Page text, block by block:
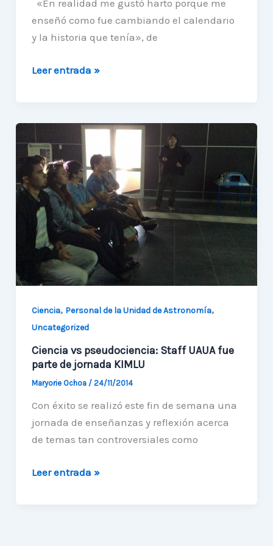
«En realidad me gustó harto porque me
enseñó como fue cambiando el calendario
y la historia que tenía», de
Alumnos
participaron
última
charla
2014
Leer entrada »
Ciencia, Personal de la Unidad de Astronomía,
Uncategorized
Ciencia vs pseudociencia: Staff UAUA fue
parte de jornada KIMLU
Maryorie Ochoa / 24/11/2014
Con éxito se realizó este fin de semana una
jornada de enseñanzas y reflexión acerca
de temas tan controversiales como
Ciencia
Leer entrada »